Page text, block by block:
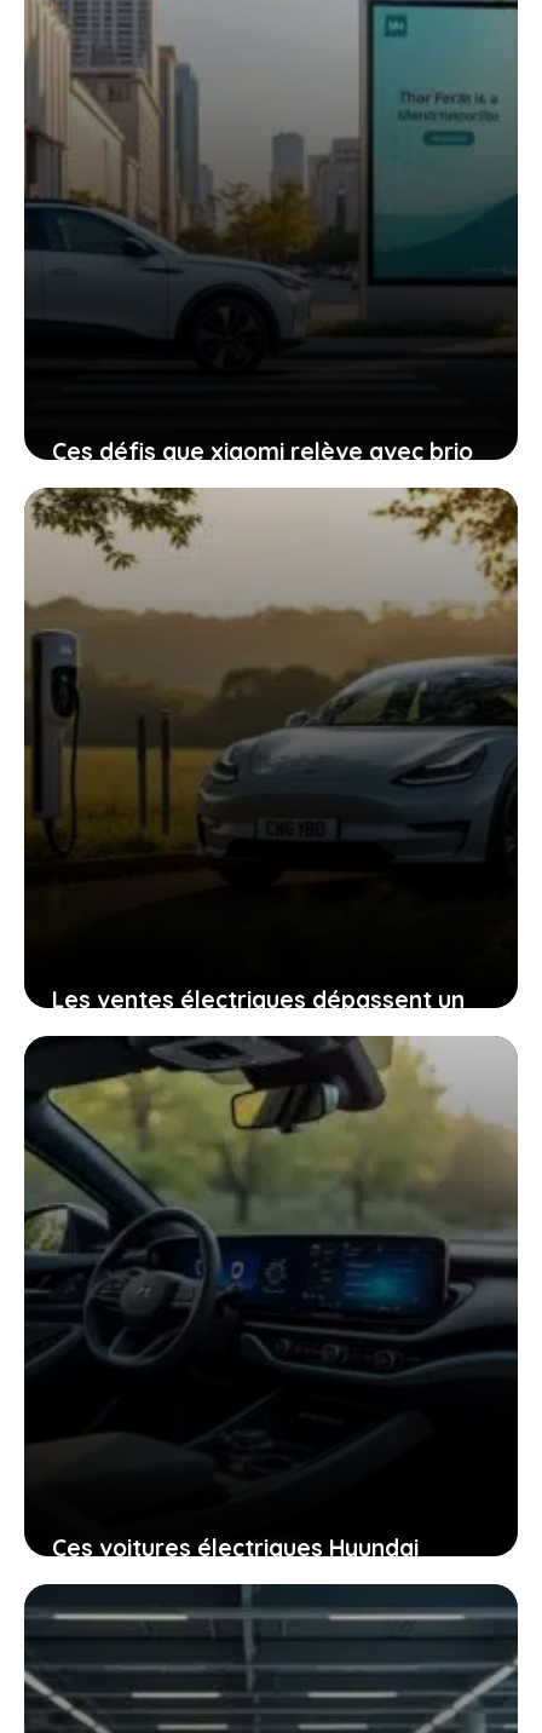
Ces défis que xiaomi relève avec brio
face aux critiques de sa voiture
électrique
11 janvier 2026
Les ventes électriques dépassent un
tiers des voitures neuves au
Royaume-Uni, pourquoi c’est une
étape clé pour vous
11 janvier 2026
Ces voitures électriques Hyundai
accessibles qui vont changer la façon
dont vous vous déplacez
8 janvier 2026